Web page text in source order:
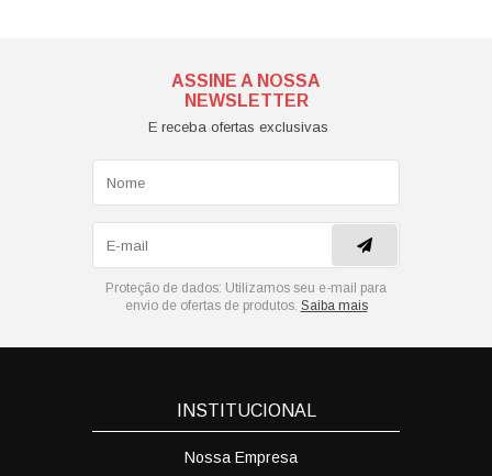
ASSINE A NOSSA
NEWSLETTER
E receba ofertas exclusivas
Proteção de dados: Utilizamos seu e-mail para
envio de ofertas de produtos. Saiba mais
INSTITUCIONAL
Nossa Empresa